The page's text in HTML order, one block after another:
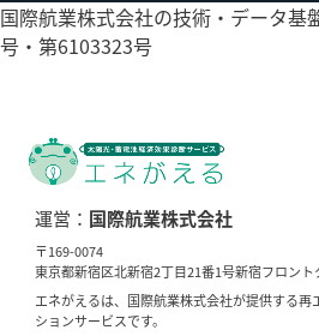
国際航業株式会社の技術・データ基
号・第6103323号
運営： 国際航業株式会社
〒169-0074
東京都新宿区北新宿2丁目21番1号新宿フロント
エネがえるは、国際航業株式会社が提供する再
ションサービスです。